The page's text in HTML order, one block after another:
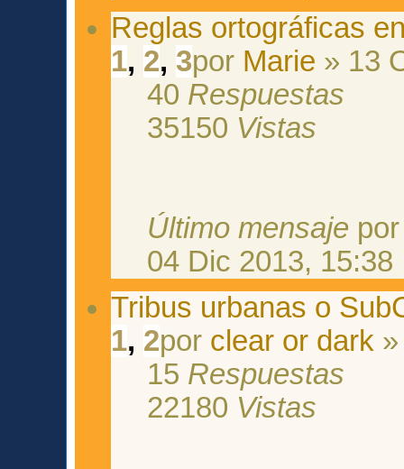
Reglas ortográficas
1, 2, 3por Marie » 13
40 Respuestas
35150 Vistas
Último mensaje
04 Dic 2013, 15:38
Tribus urbanas o
1, 2por clear or dark
15 Respuestas
22180 Vistas